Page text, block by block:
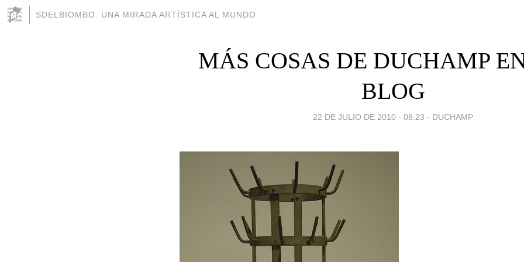
SDELBIOMBO. UNA MIRADA ARTÍSTICA AL MUNDO
MÁS COSAS DE DUCHAMP
BLOG
22 DE JULIO DE 2010 - 08:23 - DUCHAMP